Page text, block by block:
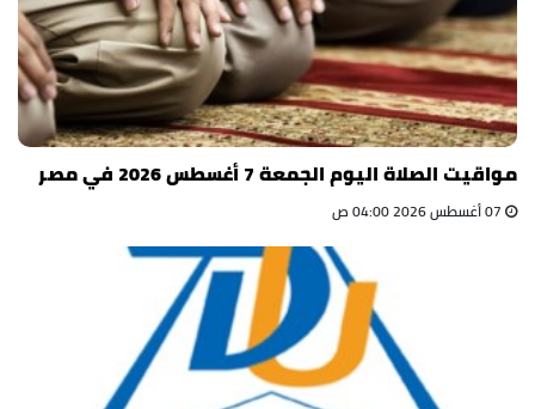
مواقيت الصلاة اليوم الجمعة 7 أغسطس 2026 في مصر